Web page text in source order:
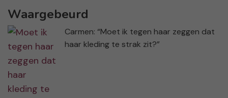
Waargebeurd
Carmen: “Moet ik tegen haar zeggen dat
haar kleding te strak zit?”